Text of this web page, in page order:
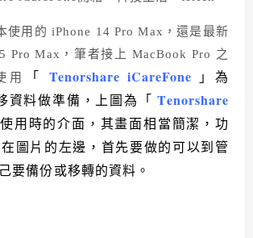
使用的 iPhone 14 Pro Max，還是最新
Pro Max，筆者接上 MacBook Pro 之
用
「 Tenorshare iCareFone 」為
資料做準備，上圖為「Tenorshare
用時的介面，其畫面相當簡潔，功
圖片的左邊，首先要做的可以到管
要備份或移轉的資料。